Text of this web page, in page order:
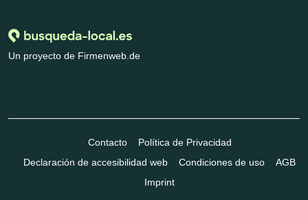
Un proyecto de Firmenweb.de
Contacto
Política de Privacidad
Declaración de accesibilidad web
Condiciones de uso
AGB
Imprint